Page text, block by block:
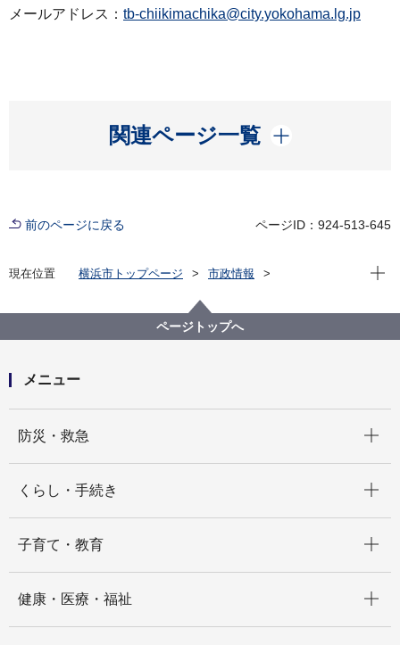
メールアドレス： tb-chiikimachika@city.yokohama.lg.jp
関連ページ一覧
開く
前のページに戻る ページID：924-513-645
現在位置 横浜市トップページ
市政情報
【記者発表】地域のシェアラウンジ×学生のシェアハウ
ス 「こずみのANNEX」が整備されました！～ヨコハ
現在
ページトップへ
メニュー
防災・救急
くらし・手続き
子育て・教育
健康・医療・福祉